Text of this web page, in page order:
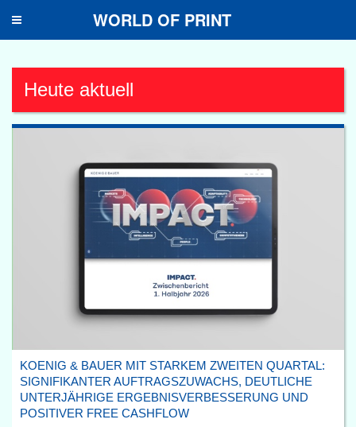
Toggle
WORLD OF PRINT
Heute aktuell
KOENIG & BAUER MIT STARKEM ZWEITEN QUARTAL:
SIGNIFIKANTER AUFTRAGSZUWACHS, DEUTLICHE
UNTERJÄHRIGE ERGEBNISVERBESSERUNG UND
POSITIVER FREE CASHFLOW